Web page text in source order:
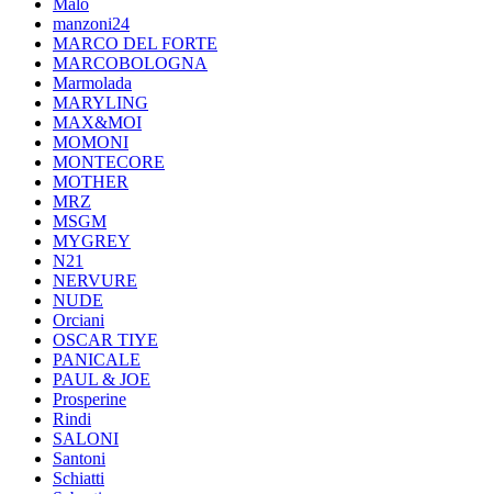
Malo
manzoni24
MARCO DEL FORTE
MARCOBOLOGNA
Marmolada
MARYLING
MAX&MOI
MOMONI
MONTECORE
MOTHER
MRZ
MSGM
MYGREY
N21
NERVURE
NUDE
Orciani
OSCAR TIYE
PANICALE
PAUL & JOE
Prosperine
Rindi
SALONI
Santoni
Schiatti